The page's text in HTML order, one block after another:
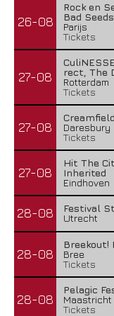
26-08
Rock en
Bad
Parijs
Tickets
27-08
rect, The
Rotterdam
Tickets
27-08
Daresbury
Tickets
27-08
Hit The
Inherited
Eindhoven
28-08
Festival
Utrecht
28-08
Breekout!
Bree
Tickets
28-08
Pelagic
Maastricht
Tickets